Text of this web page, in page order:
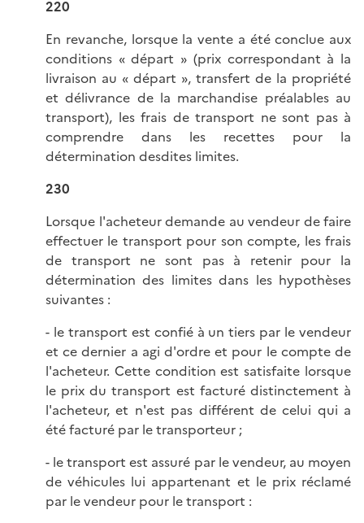
220
En revanche, lorsque la vente a été conclue aux
conditions « départ » (prix correspondant à la
livraison au « départ », transfert de la propriété
et délivrance de la marchandise préalables au
transport), les frais de transport ne sont pas à
comprendre dans les recettes pour la
détermination desdites limites.
230
Lorsque l'acheteur demande au vendeur de faire
effectuer le transport pour son compte, les frais
de transport ne sont pas à retenir pour la
détermination des limites dans les hypothèses
suivantes :
- le transport est confié à un tiers par le vendeur
et ce dernier a agi d'ordre et pour le compte de
l'acheteur. Cette condition est satisfaite lorsque
le prix du transport est facturé distinctement à
l'acheteur, et n'est pas différent de celui qui a
été facturé par le transporteur ;
- le transport est assuré par le vendeur, au moyen
de véhicules lui appartenant et le prix réclamé
par le vendeur pour le transport :